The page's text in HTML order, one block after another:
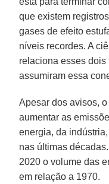
que existem
gases de efeito
níveis recordes. A
relaciona esses
assumiram essa
Apesar dos avisos,
aumentar as
energia, da
nas últimas
2020 o volume das
em relação a 1970.